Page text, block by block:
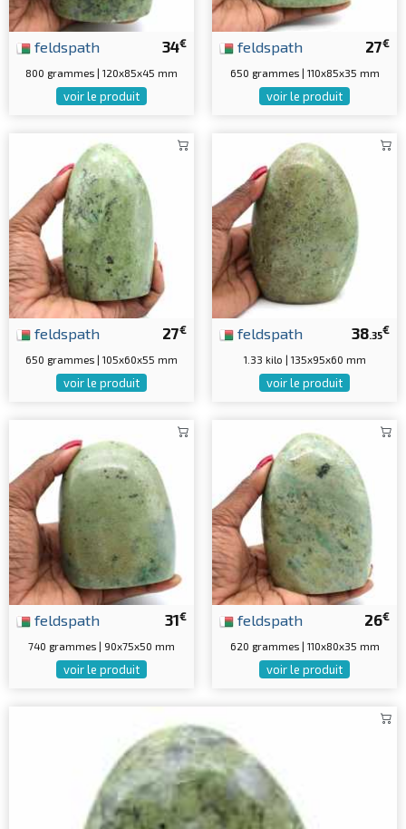
34€
feldspath
800 grammes | 120x85x45 mm
voir le produit
27€
feldspath
650 grammes | 110x85x35 mm
voir le produit
27€
feldspath
650 grammes | 105x60x55 mm
voir le produit
38.35€
feldspath
1.33 kilo | 135x95x60 mm
voir le produit
31€
feldspath
740 grammes | 90x75x50 mm
voir le produit
26€
feldspath
620 grammes | 110x80x35 mm
voir le produit